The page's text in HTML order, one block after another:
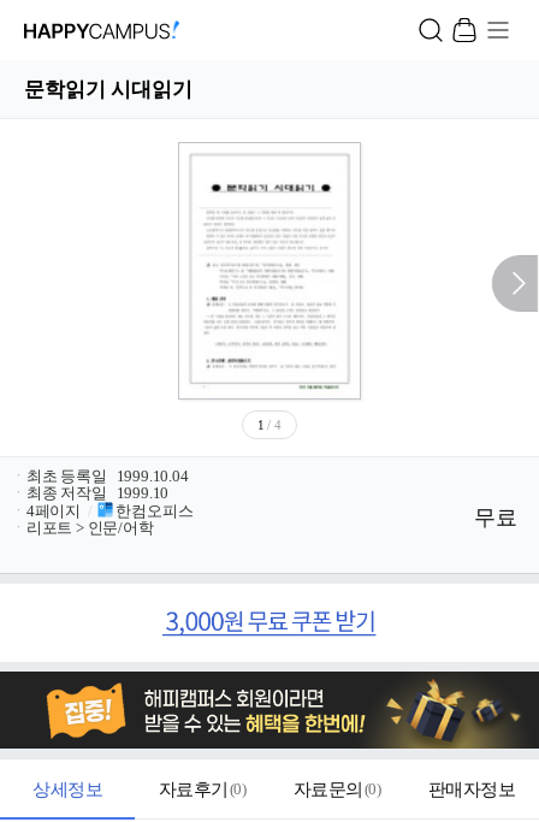
문학읽기 시대읽기
1 / 4
ㆍ 최초 등록일
1999.10.04
ㆍ 최종 저작일
1999.10
ㆍ 4페이지 /
한컴오피스
ㆍ 리포트 > 인문/어학 무료
상세정보 자료후기 (0) 자료문의 (0) 판매자정보